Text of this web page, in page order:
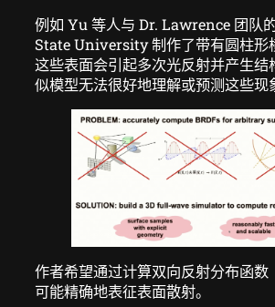
例如 Yu 等人与 Dr. Lawrence 团队
State University 制作了带有圆柱形
这些表面会引起多次光反射并产生结
似模型无法很好地理解或预测这些现
作者希望通过计算双向反射分布函数
可能精确地表征表面散射。